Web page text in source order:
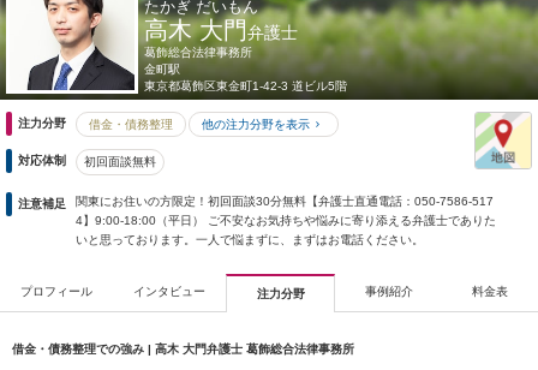
たかぎ だいもん
高木 大門弁護士
葛飾総合法律事務所
金町駅
東京都葛飾区東金町1-42-3 道ビル5階
注力分野 借金・債務整理 他の注力分野を表示
対応体制 初回面談無料
注意補足
関東にお住いの方限定！初回面談30分無料【弁護士直通電話：050-7586-517
4】9:00-18:00（平日） ご不安なお気持ちや悩みに寄り添える弁護士でありた
いと思っております。一人で悩まずに、まずはお電話ください。
プロフィール インタビュー 注力分野 事例紹介 料金表
借金・債務整理での強み | 高木 大門弁護士 葛飾総合法律事務所